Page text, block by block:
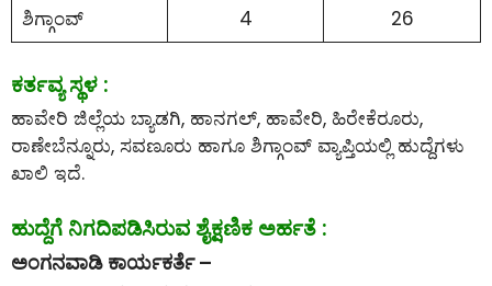
ಶಿಗ್ಗಾಂವ್
4 26
ಕರ್ತವ್ಯ ಸ್ಥಳ :
ಹಾವೇರಿ ಜಿಲ್ಲೆಯ ಬ್ಯಾಡಗಿ, ಹಾನಗಲ್, ಹಾವೇರಿ, ಹಿರೇಕೆರೂರು,
ರಾಣೇಬೆನ್ನೂರು, ಸವಣೂರು ಹಾಗೂ ಶಿಗ್ಗಾಂವ್ ವ್ಯಾಪ್ತಿಯಲ್ಲಿ ಹುದ್ದೆಗಳು
ಖಾಲಿ ಇದೆ.
ಹುದ್ದೆಗೆ ನಿಗದಿಪಡಿಸಿರುವ ಶೈಕ್ಷಣಿಕ ಅರ್ಹತೆ :
ಅಂಗನವಾಡಿ ಕಾರ್ಯಕರ್ತೆ –